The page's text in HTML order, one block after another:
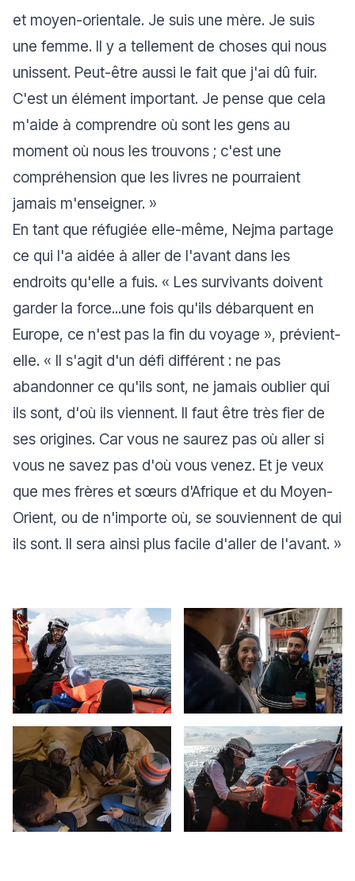
et moyen-orientale. Je suis une mère. Je suis
une femme. Il y a tellement de choses qui nous
unissent. Peut-être aussi le fait que j'ai dû fuir.
C'est un élément important. Je pense que cela
m'aide à comprendre où sont les gens au
moment où nous les trouvons ; c'est une
compréhension que les livres ne pourraient
jamais m'enseigner. »
En tant que réfugiée elle-même, Nejma partage
ce qui l'a aidée à aller de l'avant dans les
endroits qu'elle a fuis. « Les survivants doivent
garder la force...une fois qu'ils débarquent en
Europe, ce n'est pas la fin du voyage », prévient-
elle. « Il s'agit d'un défi différent : ne pas
abandonner ce qu'ils sont, ne jamais oublier qui
ils sont, d'où ils viennent. Il faut être très fier de
ses origines. Car vous ne saurez pas où aller si
vous ne savez pas d'où vous venez. Et je veux
que mes frères et sœurs d'Afrique et du Moyen-
Orient, ou de n'importe où, se souviennent de qui
ils sont. Il sera ainsi plus facile d'aller de l'avant. »